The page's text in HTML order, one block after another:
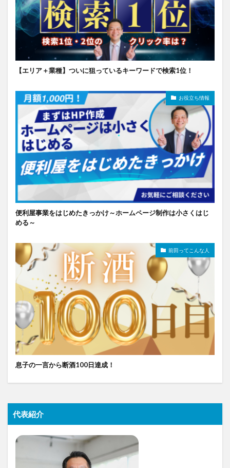
【エリア＋業種】ついに狙っているキーワードで検索1位！
お役立ち情報
便利屋事業をはじめたきっかけ～ホームページ制作は小さくはじ
める～
前田ってこんな人
息子の一言から断酒100日達成！
代表紹介